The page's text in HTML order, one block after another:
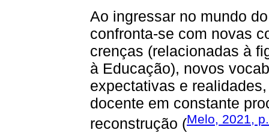
Ao ingressar no mundo
confronta-se com novas
crenças (relacionadas à
à Educação), novos
expectativas e
docente em constante
reconstrução (Melo, 2021,